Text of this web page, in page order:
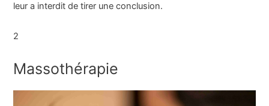
leur a interdit de tirer une conclusion.
2
Massothérapie